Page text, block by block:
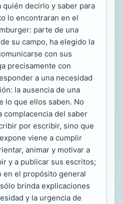
decirlo y saber para
lo encontraran en el
parte de una
su campo, ha elegido la
con sus
precisamente con
a una necesidad
la ausencia de una
lo que ellos saben. No
complacencia del saber
por escribir, sino que
viene a cumplir
animar y motivar a
y a publicar sus escritos;
en el propósito general
brinda explicaciones
y la urgencia de